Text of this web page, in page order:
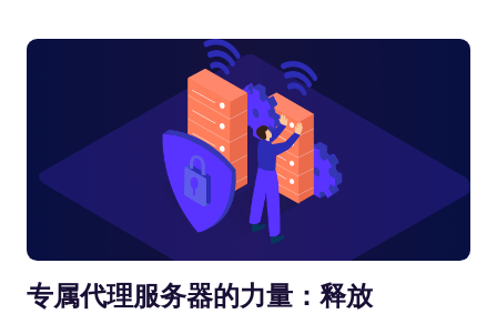
专属代理服务器的力量：释放